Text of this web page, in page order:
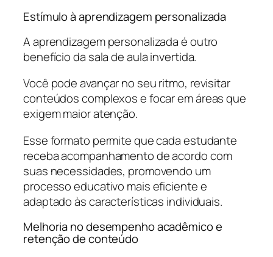
Estímulo à aprendizagem personalizada
A aprendizagem personalizada é outro
benefício da sala de aula invertida.
Você pode avançar no seu ritmo, revisitar
conteúdos complexos e focar em áreas que
exigem maior atenção.
Esse formato permite que cada estudante
receba acompanhamento de acordo com
suas necessidades, promovendo um
processo educativo mais eficiente e
adaptado às características individuais.
Melhoria no desempenho acadêmico e
retenção de conteúdo